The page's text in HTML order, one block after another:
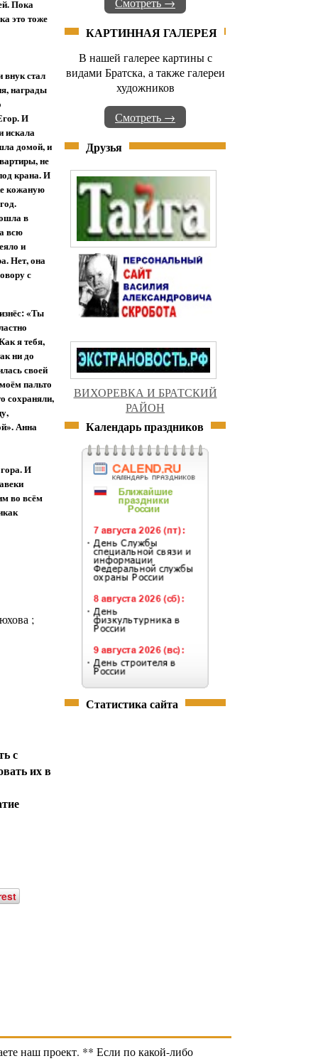
Пока
это тоже
внук стал
награды
И
искала
домой, и
не
крана. И
кожаную
в
всю
и
Нет, она
с
«Ты
я тебя,
ни до
своей
пальто
сохраняли,
Анна
И
во всём
;
с
их в
КАРТИННАЯ ГАЛЕРЕЯ
В нашей галерее картины с
видами Братска, а также галереи
художников
Смотреть →
Друзья
ВИХОРЕВКА И БРАТСКИЙ
РАЙОН
Календарь праздников
Статистика сайта
наш проект. ** Если по какой-либо